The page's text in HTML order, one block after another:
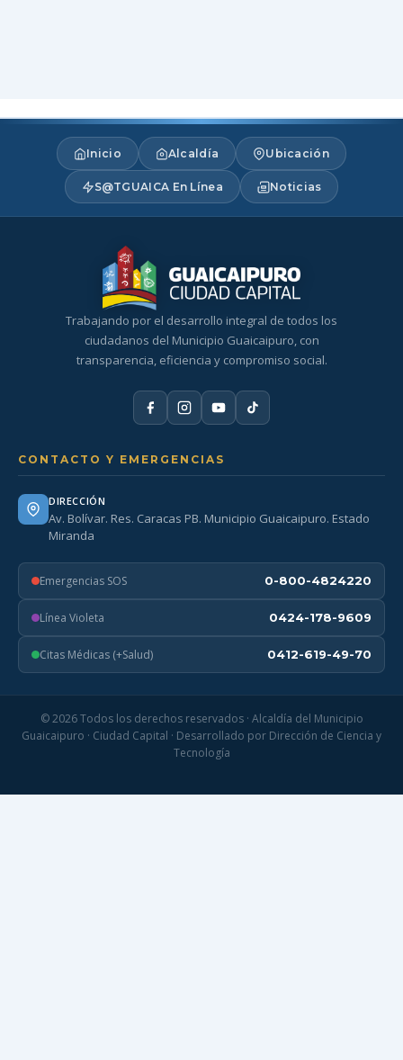
Inicio Alcaldía Ubicación
S@TGUAICA En Línea Noticias
Trabajando por el desarrollo integral de todos los
ciudadanos del Municipio Guaicaipuro, con
transparencia, eficiencia y compromiso social.
CONTACTO Y EMERGENCIAS
DIRECCIÓN
Av. Bolívar. Res. Caracas PB. Municipio Guaicaipuro. Estado
Miranda
Emergencias SOS 0-800-4824220
Línea Violeta 0424-178-9609
Citas Médicas (+Salud) 0412-619-49-70
© 2026 Todos los derechos reservados · Alcaldía del Municipio
Guaicaipuro · Ciudad Capital · Desarrollado por Dirección de Ciencia y
Tecnología